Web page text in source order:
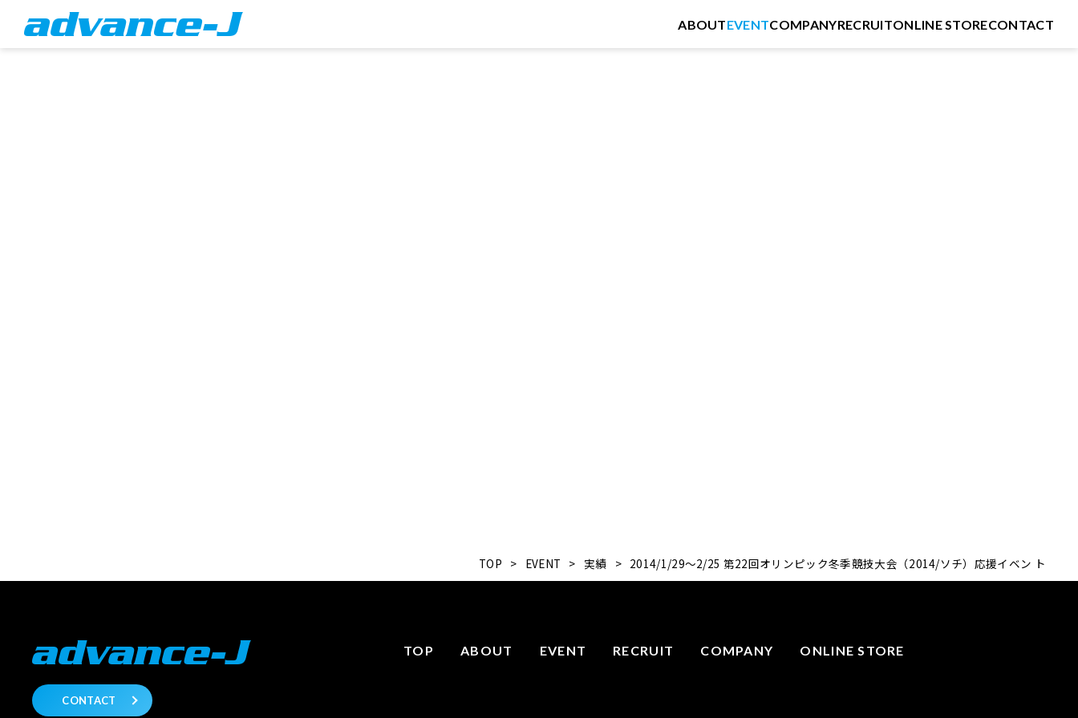
ABOUTEVENTCOMPANYRECRUITONLINE STORECONTACT
TOP > EVENT > 実績 > 2014/1/29～2/25 第22回オリンピック冬季競技大会（2014/ソチ）応援イベン ト
CONTACT
TOP ABOUT EVENT RECRUIT COMPANY ONLINE STORE